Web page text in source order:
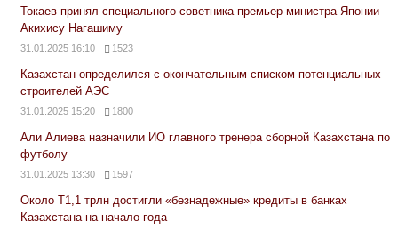
Токаев принял специального советника премьер-министра Японии
Акихису Нагашиму
31.01.2025 16:10 1523
Казахстан определился с окончательным списком потенциальных
строителей АЭС
31.01.2025 15:20 1800
Али Алиева назначили ИО главного тренера сборной Казахстана по
футболу
31.01.2025 13:30 1597
Около Т1,1 трлн достигли «безнадежные» кредиты в банках
Казахстана на начало года